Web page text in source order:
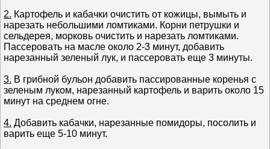
2. Картофель и кабачки очистить от кожицы, вымыть и
нарезать небольшими ломтиками. Корни петрушки и
сельдерея, морковь очистить и нарезать ломтиками.
Пассеровать на масле около 2-3 минут, добавить
нарезанный зеленый лук, и пассеровать еще 3 минуты.
3. В грибной бульон добавить пассированные коренья с
зеленым луком, нарезанный картофель и варить около 15
минут на среднем огне.
4. Добавить кабачки, нарезанные помидоры, посолить и
варить еще 5-10 минут.